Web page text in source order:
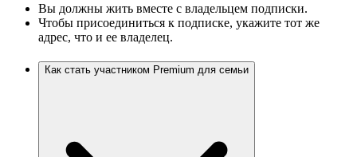
Вы должны жить вместе с владельцем подписки.
Чтобы присоединиться к подписке, укажите тот же
адрес, что и ее владелец.
Как стать участником Premium для семьи